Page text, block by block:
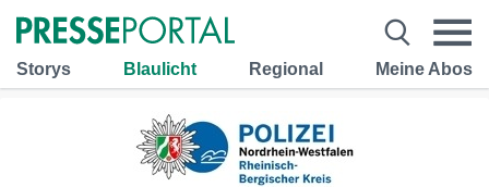
Storys Blaulicht Regional Meine Abos